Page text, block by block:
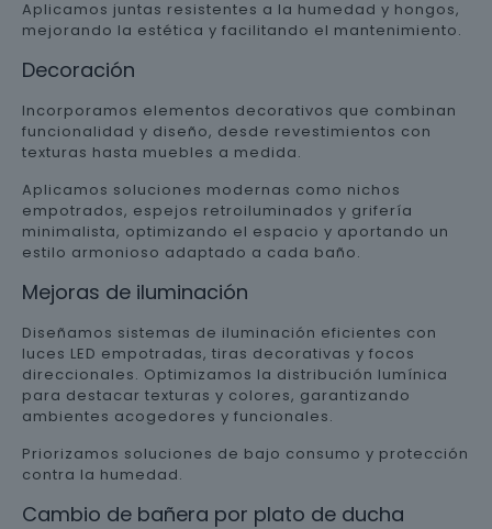
Aplicamos juntas resistentes a la humedad y hongos,
mejorando la estética y facilitando el mantenimiento.
Decoración
Incorporamos elementos decorativos que combinan
funcionalidad y diseño, desde revestimientos con
texturas hasta muebles a medida.
Aplicamos soluciones modernas como nichos
empotrados, espejos retroiluminados y grifería
minimalista, optimizando el espacio y aportando un
estilo armonioso adaptado a cada baño.
Mejoras de iluminación
Diseñamos sistemas de iluminación eficientes con
luces LED empotradas, tiras decorativas y focos
direccionales. Optimizamos la distribución lumínica
para destacar texturas y colores, garantizando
ambientes acogedores y funcionales.
Priorizamos soluciones de bajo consumo y protección
contra la humedad.
Cambio de bañera por plato de ducha